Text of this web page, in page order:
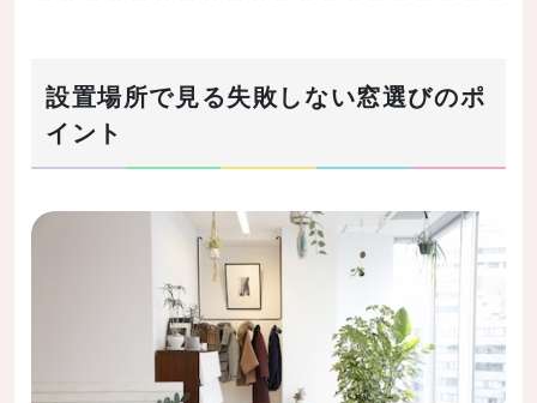
設置場所で見る失敗しない窓選びのポ
イント